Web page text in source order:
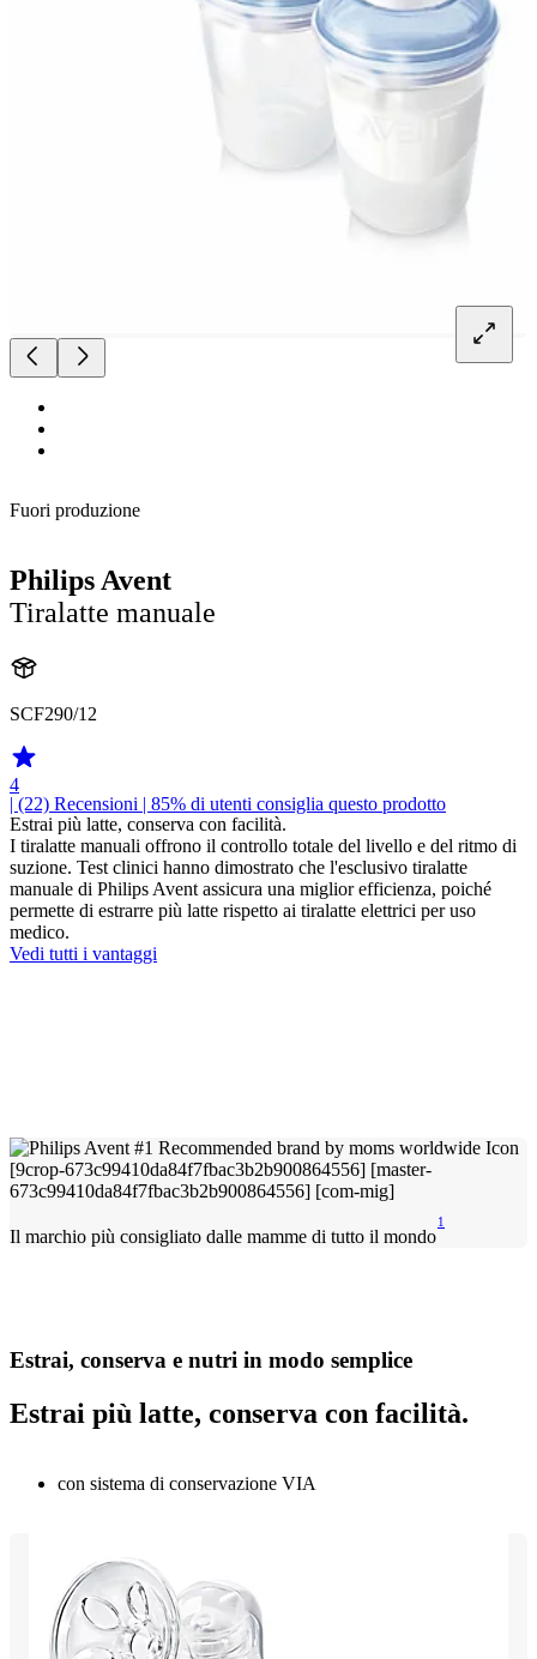
Fuori produzione
Philips Avent
Tiralatte manuale
SCF290/12
4
| (22) Recensioni | 85% di utenti consiglia questo prodotto
Estrai più latte, conserva con facilità.
I tiralatte manuali offrono il controllo totale del livello e del ritmo di
suzione. Test clinici hanno dimostrato che l'esclusivo tiralatte
manuale di Philips Avent assicura una miglior efficienza, poiché
permette di estrarre più latte rispetto ai tiralatte elettrici per uso
medico.
Vedi tutti i vantaggi
Il marchio più consigliato dalle mamme di tutto il mondo
1
Estrai, conserva e nutri in modo semplice
Estrai più latte, conserva con facilità.
con sistema di conservazione VIA